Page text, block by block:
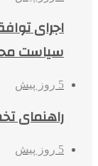
اجرای
سیاست
5 روز پیش
راهنمای
5 روز پیش